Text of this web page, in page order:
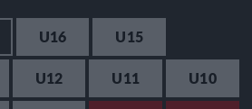
U16
U15
U12 U11
U10